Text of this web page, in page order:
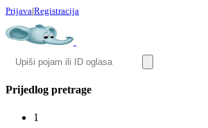
Prijava|Registracija
Prijedlog pretrage
1